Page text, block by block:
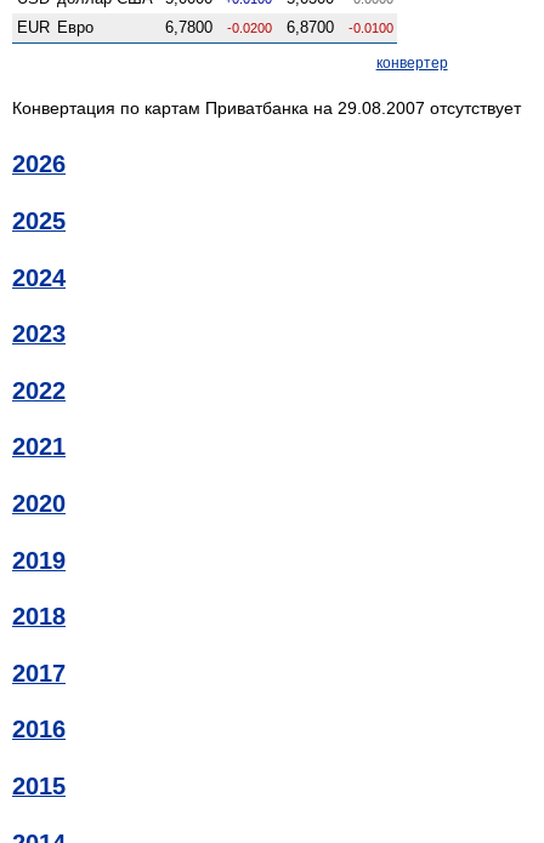
EUR Евро 6,7800 -0.0200 6,8700 -0.0100
конвертер
Конвертация по картам Приватбанка на 29.08.2007 отсутствует
2026
2025
2024
2023
2022
2021
2020
2019
2018
2017
2016
2015